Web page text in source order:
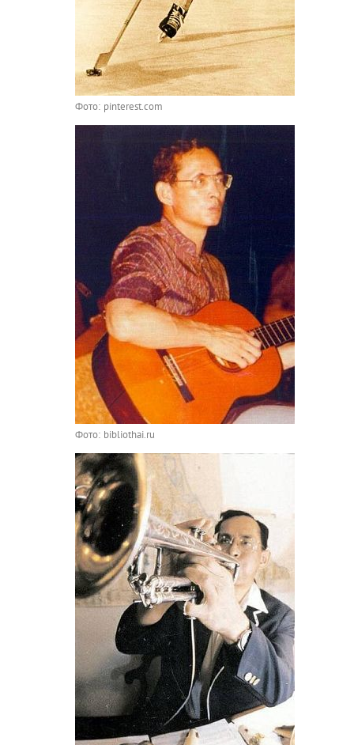
Фото: pinterest.com
Фото: bibliothai.ru